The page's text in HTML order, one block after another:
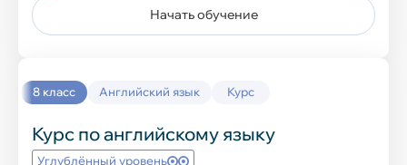
Начать обучение
8 класс Английский язык Курс
Курс по английскому языку
Углублённый уровень